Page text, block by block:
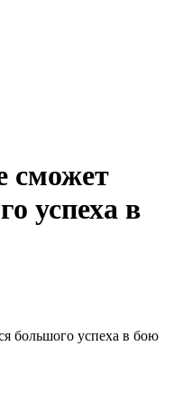
сможет
успеха в